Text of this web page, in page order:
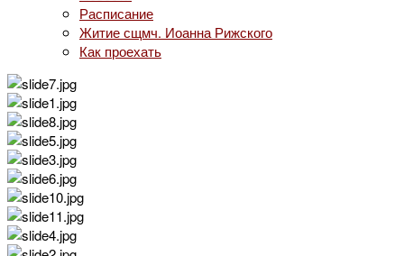
Расписание
Житие сщмч. Иоанна Рижского
Как проехать